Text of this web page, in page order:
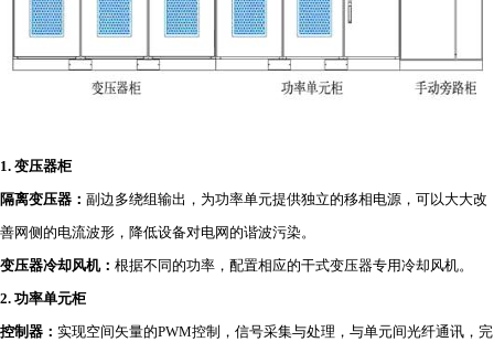
1. 变压器柜
隔离变压器： 副边多绕组输出，为功率单元提供独立的移相电源，可以大大改
善网侧的电流波形，降低设备对电网的谐波污染。
变压器冷却风机： 根据不同的功率，配置相应的干式变压器专用冷却风机。
2. 功率单元柜
控制器： 实现空间矢量的PWM控制，信号采集与处理，与单元间光纤通讯，完